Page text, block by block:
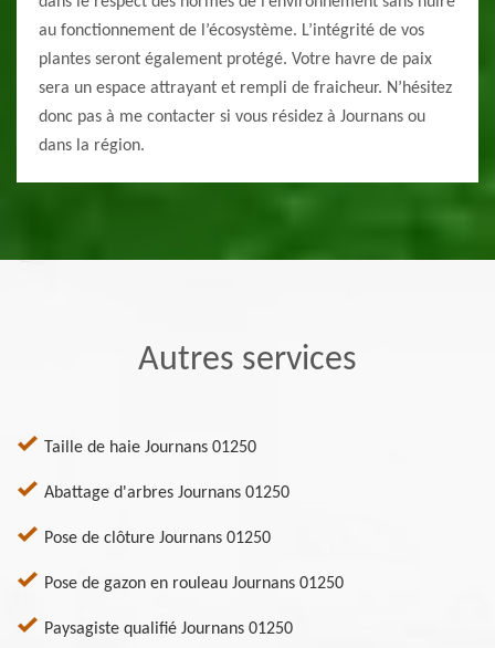
au fonctionnement de l’écosystème. L’intégrité de vos
plantes seront également protégé. Votre havre de paix
sera un espace attrayant et rempli de fraicheur. N’hésitez
donc pas à me contacter si vous résidez à Journans ou
dans la région.
Autres services
Taille de haie Journans 01250
Abattage d'arbres Journans 01250
Pose de clôture Journans 01250
Pose de gazon en rouleau Journans 01250
Paysagiste qualifié Journans 01250